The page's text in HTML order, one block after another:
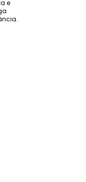
e